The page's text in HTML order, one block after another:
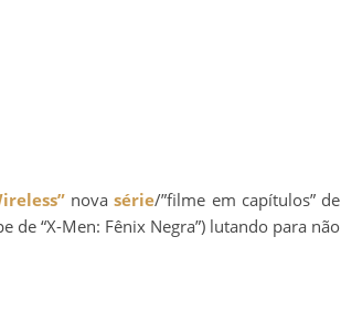
novasérie/”filme em capítulos” de
de “X-Men: Fênix Negra”) lutando para não